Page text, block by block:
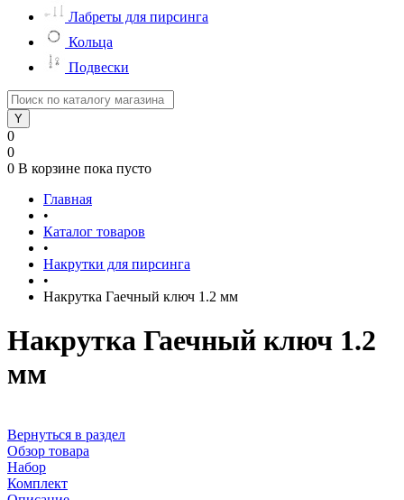
Лабреты для пирсинга
Кольца
Подвески
0
0
0 В корзине пока пусто
Главная
•
Каталог товаров
•
Накрутки для пирсинга
•
Накрутка Гаечный ключ 1.2 мм
Накрутка Гаечный ключ 1.2
мм
Вернуться в раздел
Обзор товара
Набор
Комплект